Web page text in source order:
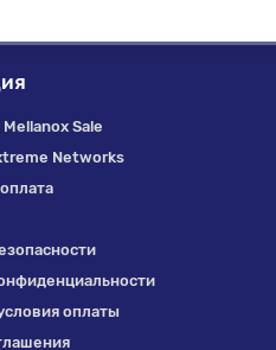
Sale
Networks
оплаты